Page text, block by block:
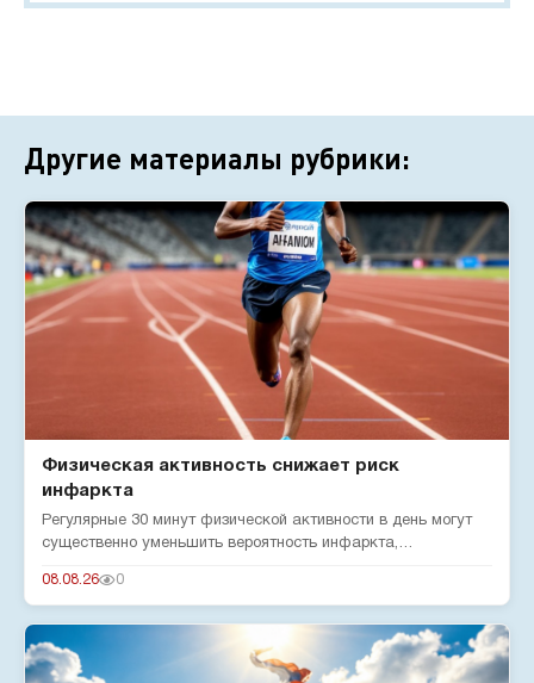
Другие материалы рубрики:
Физическая активность снижает риск
инфаркта
Регулярные 30 минут физической активности в день могут
существенно уменьшить вероятность инфаркта,
08.08.26 0